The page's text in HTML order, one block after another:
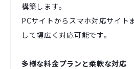
構築します。
PCサイトからスマホ対応サイト
して幅広く対応可能です。
多様な料金プランと柔軟な対応